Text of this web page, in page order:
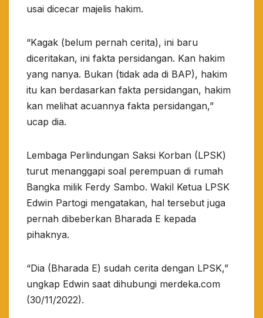
usai dicecar majelis hakim.
“Kagak (belum pernah cerita), ini baru
diceritakan, ini fakta persidangan. Kan hakim
yang nanya. Bukan (tidak ada di BAP), hakim
itu kan berdasarkan fakta persidangan, hakim
kan melihat acuannya fakta persidangan,”
ucap dia.
Lembaga Perlindungan Saksi Korban (LPSK)
turut menanggapi soal perempuan di rumah
Bangka milik Ferdy Sambo. Wakil Ketua LPSK
Edwin Partogi mengatakan, hal tersebut juga
pernah dibeberkan Bharada E kepada
pihaknya.
“Dia (Bharada E) sudah cerita dengan LPSK,”
ungkap Edwin saat dihubungi merdeka.com
(30/11/2022).